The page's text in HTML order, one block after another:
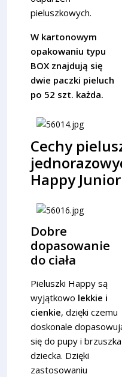
pieluszkowych.
W kartonowym
opakowaniu typu
BOX znajdują się
dwie paczki pieluch
po 52 szt. każda.
Cechy
Happy Junior
Dobre
dopasowanie
do ciała
Pieluszki Happy są
wyjątkowo lekkie i
cienkie, dzięki czemu
doskonale
się do pupy i brzuszka
dziecka. Dzięki
zastosowaniu